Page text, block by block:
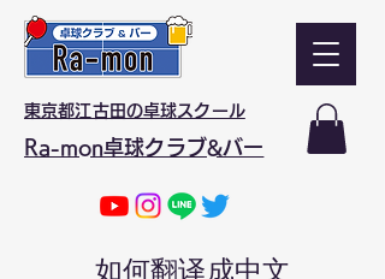
東京都江古田の卓球スクール
Ra-mon卓球クラブ&バー
如何翻译成中文